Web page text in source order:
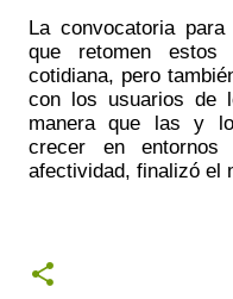
La convocatoria
que retomen estos
cotidiana, pero
con los usuarios de
manera que las y
crecer en
afectividad, finalizó el